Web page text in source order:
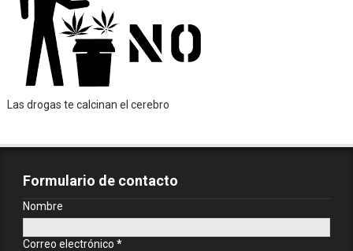
Las drogas te calcinan el cerebro
Formulario de contacto
Nombre
Correo electrónico *